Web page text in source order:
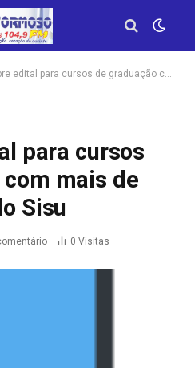
para cursos de graduação com mais de 700 vagas pelo Sisu
para cursos
mais de
Sisu
0 Visitas